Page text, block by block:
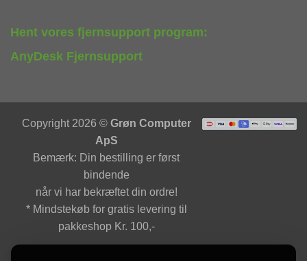
Hent vores fjernsupport program:
AnyDesk Fjernsupport
Copyright 2026 © Grøn Computer
ApS
Bemærk: Din bestilling er først
bindende
når vi har bekræftet din ordre!
* Mindstekøb for gratis levering til
pakkeshop Kr. 100,-